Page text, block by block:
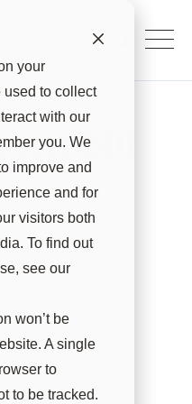
your
used to collect
with our
you. We
improve and
and for
visitors both
To find out
see our
won’t be
A single
to
to be tracked.
09:17:37